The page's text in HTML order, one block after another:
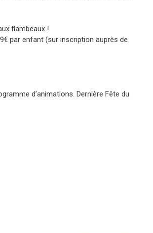
flambeaux !
par enfant (sur inscription auprès de
d’animations. Dernière Fête du